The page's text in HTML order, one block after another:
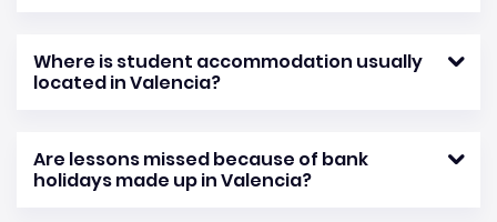
Where is student accommodation usually
located in Valencia?
Are lessons missed because of bank
holidays made up in Valencia?